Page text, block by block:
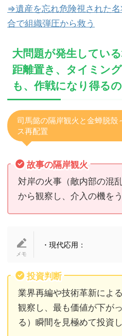
⇒遺産を忘れ危険視された
合で組織弾圧から救う
大問題が発生してい
距離置き、タイミン
も、作戦になり得る
司馬懿の隔岸観火と金蝉脱殼
ス再配置
故事の隔岸観火
対岸の火事（敵内部の混
から観察し、介入の機を
・現代応用：
投資判断
業界再編や技術革新によ
観察し、最も価値が下が
る）瞬間を見極めて投資し